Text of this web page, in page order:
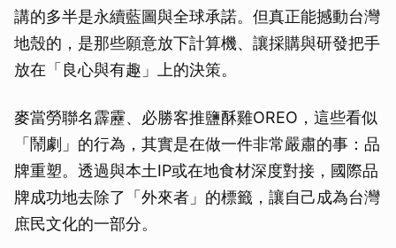
講的多半是永續藍圖與全球承諾。但真正能撼動台灣
地殼的，是那些願意放下計算機、讓採購與研發把手
放在「良心與有趣」上的決策。
麥當勞聯名霹靂、必勝客推鹽酥雞OREO，這些看似
「鬧劇」的行為，其實是在做一件非常嚴肅的事：品
牌重塑。透過與本土IP或在地食材深度對接，國際品
牌成功地去除了「外來者」的標籤，讓自己成為台灣
庶民文化的一部分。